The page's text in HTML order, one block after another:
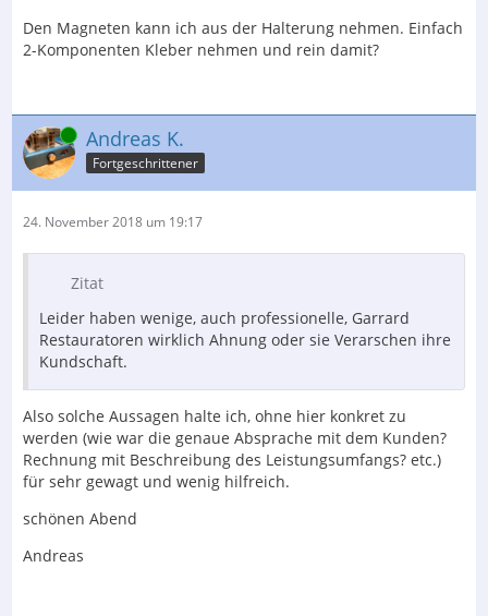
Den Magneten kann ich aus der Halterung nehmen. Einfach
2-Komponenten Kleber nehmen und rein damit?
Online Andreas K.
Fortgeschrittener
24. November 2018 um 19:17
Zitat
Leider haben wenige, auch professionelle, Garrard
Restauratoren wirklich Ahnung oder sie Verarschen ihre
Kundschaft.
Also solche Aussagen halte ich, ohne hier konkret zu
werden (wie war die genaue Absprache mit dem Kunden?
Rechnung mit Beschreibung des Leistungsumfangs? etc.)
für sehr gewagt und wenig hilfreich.
schönen Abend
Andreas